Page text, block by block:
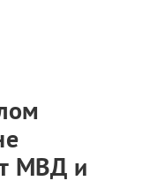
МВД и